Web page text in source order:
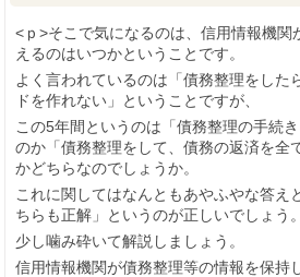
<ｐ>そこで気になるのは、信用情報機関
えるのはいつかということです。
よく言われているのは「債務整理をした
ドを作れない」ということですが、
この5年間というのは「債務整理の手続
のか「債務整理をして、債務の返済を全
かどちらなのでしょうか。
これに関してはなんともあやふやな答え
ちらも正解」というのが正しいでしょう。
少し噛み砕いて解説しましょう。
信用情報機関が債務整理等の情報を保持